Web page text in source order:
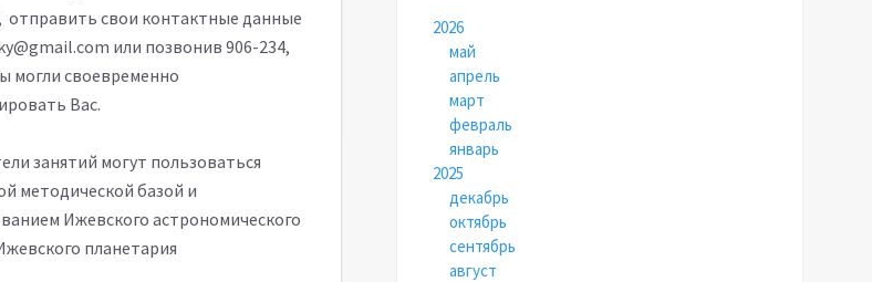
отправить свои контактные данные
или позвонив 906-234,
могли своевременно
Вас.
занятий могут пользоваться
методической базой и
Ижевского астрономического
планетария
2026
май
апрель
март
февраль
январь
2025
декабрь
октябрь
сентябрь
август